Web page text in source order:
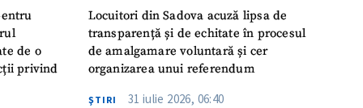
de o
privind
Locuitori din Sadova acuză lipsa de
transparență și de echitate în procesul
de amalgamare voluntară și cer
organizarea unui referendum
ŞTIRI 31 iulie 2026, 06:40